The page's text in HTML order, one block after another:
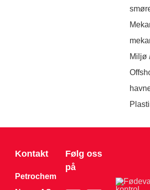
Miljø
Kontakt
Petrochem
Følg oss
på